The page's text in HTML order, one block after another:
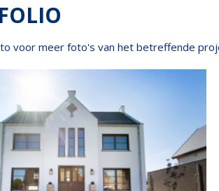
voor meer foto's van het betreffende